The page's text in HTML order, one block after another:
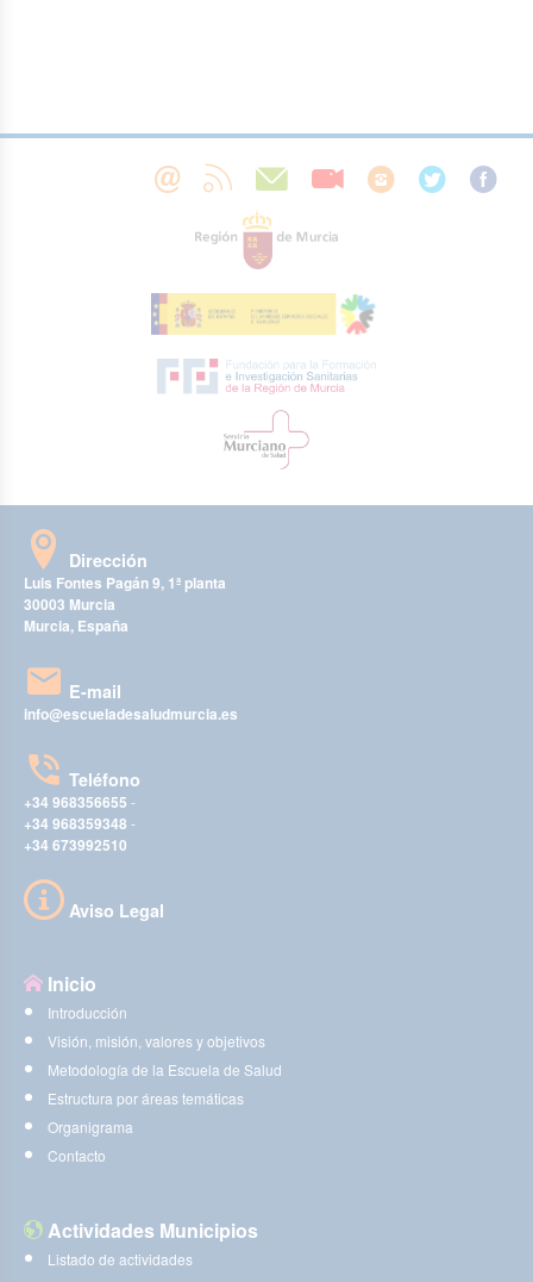
Dirección
Luis Fontes Pagán 9, 1ª planta
30003 Murcia
Murcia, España
E-mail
info@escueladesaludmurcia.es
Teléfono
+34 968356655 -
+34 968359348 -
+34 673992510
Aviso Legal
Inicio
Introducción
Visión, misión, valores y objetivos
Metodología de la Escuela de Salud
Estructura por áreas temáticas
Organigrama
Contacto
Actividades Municipios
Listado de actividades